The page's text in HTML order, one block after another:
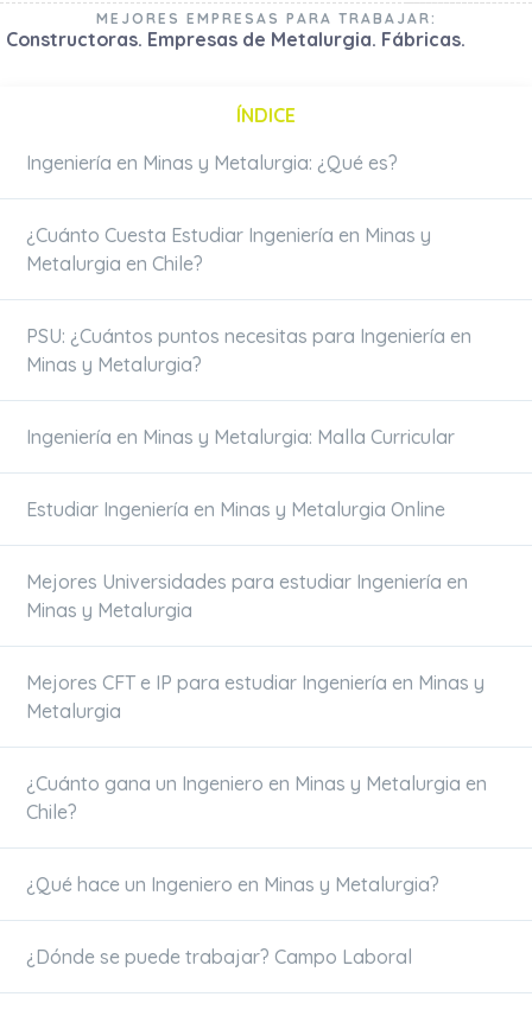
MEJORES EMPRESAS PARA TRABAJAR:
Constructoras. Empresas de Metalurgia. Fábricas.
ÍNDICE
Ingeniería en Minas y Metalurgia: ¿Qué es?
¿Cuánto Cuesta Estudiar Ingeniería en Minas y
Metalurgia en Chile?
PSU: ¿Cuántos puntos necesitas para Ingeniería en
Minas y Metalurgia?
Ingeniería en Minas y Metalurgia: Malla Curricular
Estudiar Ingeniería en Minas y Metalurgia Online
Mejores Universidades para estudiar Ingeniería en
Minas y Metalurgia
Mejores CFT e IP para estudiar Ingeniería en Minas y
Metalurgia
¿Cuánto gana un Ingeniero en Minas y Metalurgia en
Chile?
¿Qué hace un Ingeniero en Minas y Metalurgia?
¿Dónde se puede trabajar? Campo Laboral